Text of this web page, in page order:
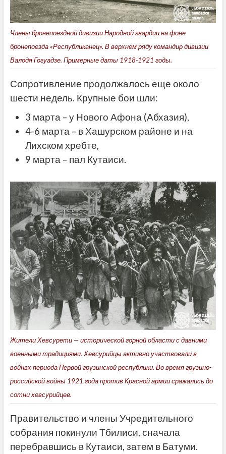
Члены бронепоездной дивизии Народной гвардии на фоне
бронепоезда «Республиканец». В верхнем ряду командир дивизии
Валодя Гогуадзе. Примерные даты 1918-1921 годы.
Сопротивление продолжалось еще около
шести недель. Крупные бои шли:
3 марта – у Нового Афона (Абхазия),
4-6 марта – в Хашурском районе и на
Лихском хребте,
9 марта – пал Кутаиси.
Жители Хевсурети — исторической горной области с давними
военными традициями. Хевсурийцы активно участвовали в
войнвх периода Первой грузинской республики. Во время грузино-
российской войны 1921 года против Красной армии сражались до
сотни хевсурийцев.
Правительство и члены Учредительного
собрания покинули Тбилиси, сначала
перебравшись в Кутаиси, затем в Батуми.